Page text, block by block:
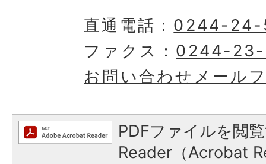
直通電話： 0244-
ファクス： 0244-
お問い合わせメール
PDFファイルを閲
Reader（Acrobat